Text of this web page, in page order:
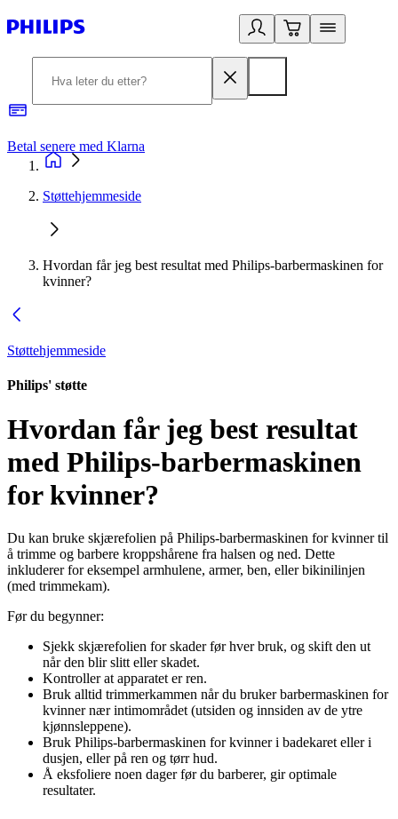
Betal senere med Klarna
Støttehjemmeside
Hvordan får jeg best resultat med Philips-barbermaskinen for
kvinner?
Støttehjemmeside
Philips' støtte
Hvordan får jeg best resultat
med Philips-barbermaskinen
for kvinner?
Du kan bruke skjærefolien på Philips-barbermaskinen for kvinner til
å trimme og barbere kroppshårene fra halsen og ned. Dette
inkluderer for eksempel armhulene, armer, ben, eller bikinilinjen
(med trimmekam).
Før du begynner:
Sjekk skjærefolien for skader før hver bruk, og skift den ut
når den blir slitt eller skadet.
Kontroller at apparatet er ren.
Bruk alltid trimmerkammen når du bruker barbermaskinen for
kvinner nær intimområdet (utsiden og innsiden av de ytre
kjønnsleppene).
Bruk Philips-barbermaskinen for kvinner i badekaret eller i
dusjen, eller på ren og tørr hud.
Å eksfoliere noen dager før du barberer, gir optimale
resultater.